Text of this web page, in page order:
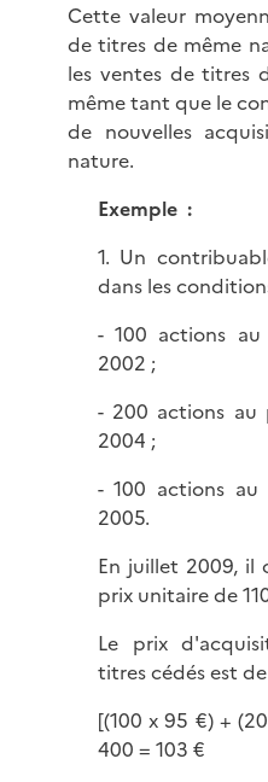
Cette valeur
de titres de même
les ventes de titres
même tant que le
de nouvelles
nature.
Exemple :
1. Un
dans les
- 100 actions
2002 ;
- 200 actions au
2004 ;
- 100 actions
2005.
En juillet 2009, il
prix unitaire de
Le prix
titres cédés est
[(100 x 95 €) +
400 = 103 €